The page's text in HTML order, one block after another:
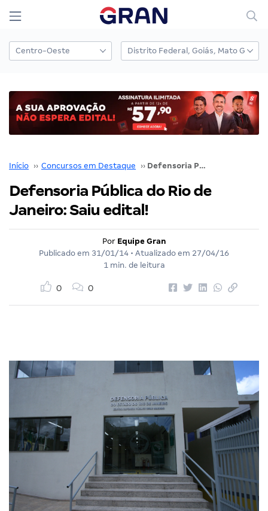
Início ›› Concursos em Destaque ›› Defensoria Pública do Rio de Janeiro: Saiu edital!
Defensoria Pública do Rio de
Janeiro: Saiu edital!
Por Equipe Gran
Publicado em 31/01/14 • Atualizado em 27/04/16
1 min. de leitura
0 0